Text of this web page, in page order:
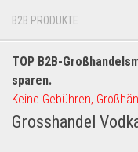
Geschäft, Büro &
Geschenkartikel
Handy und
Kosmetik & Pflege
B2B PRODUKTE
TOP B2B-
sparen.
Keine Gebühren,
Grosshandel